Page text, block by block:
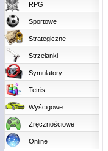
RPG
Sportowe
Strategiczne
Strzelanki
Symulatory
Tetris
Wyścigowe
Zręcznościowe
Online